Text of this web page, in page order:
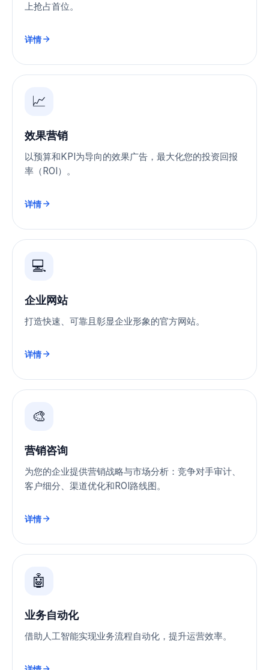
上抢占首位。
详情
📈
效果营销
以预算和KPI为导向的效果广告，最大化您的投资回报
率（ROI）。
详情
💻
企业网站
打造快速、可靠且彰显企业形象的官方网站。
详情
🎨
营销咨询
为您的企业提供营销战略与市场分析：竞争对手审计、
客户细分、渠道优化和ROI路线图。
详情
🤖
业务自动化
借助人工智能实现业务流程自动化，提升运营效率。